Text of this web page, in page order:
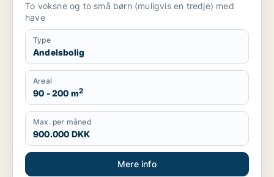
To voksne og to små børn (muligvis en tredje) med
have
Type
Andelsbolig
Areal
90 - 200 m2
Max. per måned
900.000 DKK
Mere info